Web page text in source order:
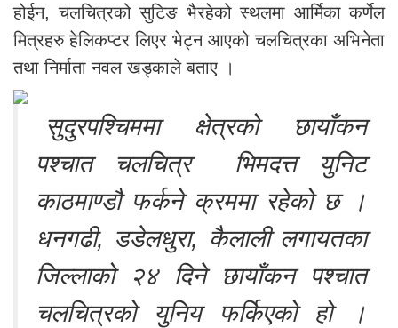
होईन, चलचित्रको सुटिङ भैरहेको स्थलमा आर्मिका कर्णेल
मित्रहरु हेलिकप्टर लिएर भेट्न आएको चलचित्रका अभिनेता
तथा निर्माता नवल खड्काले बताए ।
सुदुरपश्चिममा क्षेत्रको छायाँकन
पश्चात चलचित्र भिमदत्त युनिट
काठमाण्डौ फर्कने क्रममा रहेको छ ।
धनगढी, डडेलधुरा, कैलाली लगायतका
जिल्लाको २४ दिने छायाँकन पश्चात
चलचित्रको युनिय फर्किएको हो ।